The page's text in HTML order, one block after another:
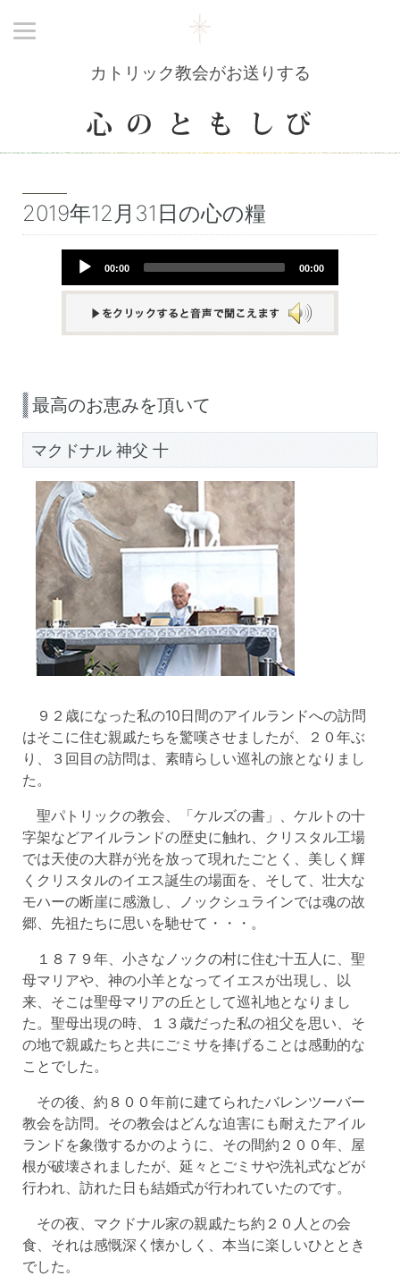
カトリック教会がお送りする
2019年12月31日の心の糧
Audio
00:00 00:00
最高のお恵みを頂いて
マクドナル 神父 十
９２歳になった私の10日間のアイルランドへの訪問
はそこに住む親戚たちを驚嘆させましたが、２０年ぶ
り、３回目の訪問は、素晴らしい巡礼の旅となりまし
た。
聖パトリックの教会、「ケルズの書」、ケルトの十
字架などアイルランドの歴史に触れ、クリスタル工場
では天使の大群が光を放って現れたごとく、美しく輝
くクリスタルのイエス誕生の場面を、そして、壮大な
モハーの断崖に感激し、ノックシュラインでは魂の故
郷、先祖たちに思いを馳せて・・・。
１８７９年、小さなノックの村に住む十五人に、聖
母マリアや、神の小羊となってイエスが出現し、以
来、そこは聖母マリアの丘として巡礼地となりまし
た。聖母出現の時、１３歳だった私の祖父を思い、そ
の地で親戚たちと共にごミサを捧げることは感動的な
ことでした。
その後、約８００年前に建てられたバレンツーバー
教会を訪問。その教会はどんな迫害にも耐えたアイル
ランドを象徴するかのように、その間約２００年、屋
根が破壊されましたが、延々とごミサや洗礼式などが
行われ、訪れた日も結婚式が行われていたのです。
その夜、マクドナル家の親戚たち約２０人との会
食、それは感慨深く懐かしく、本当に楽しいひととき
でした。